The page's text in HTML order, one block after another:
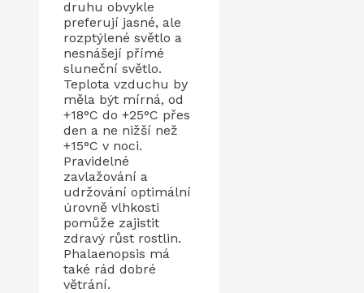
druhu obvykle
preferují jasné, ale
rozptýlené světlo a
nesnášejí přímé
sluneční světlo.
Teplota vzduchu by
měla být mírná, od
+18°C do +25°C přes
den a ne nižší než
+15°C v noci.
Pravidelné
zavlažování a
udržování optimální
úrovně vlhkosti
pomůže zajistit
zdravý růst rostlin.
Phalaenopsis má
také rád dobré
větrání.